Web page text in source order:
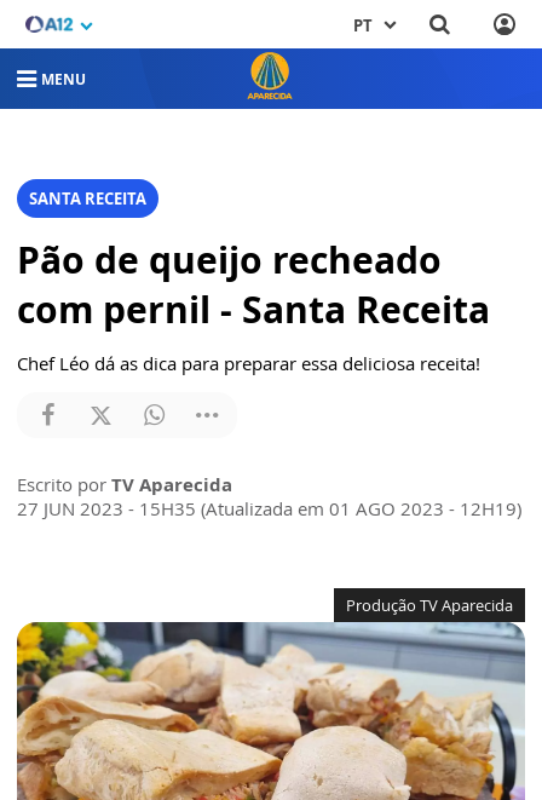
PT
MENU
SANTA RECEITA
Pão de queijo recheado
com pernil - Santa Receita
Chef Léo dá as dica para preparar essa deliciosa receita!
Escrito por TV Aparecida
27 JUN 2023 - 15H35 (Atualizada em 01 AGO 2023 - 12H19)
Produção TV Aparecida